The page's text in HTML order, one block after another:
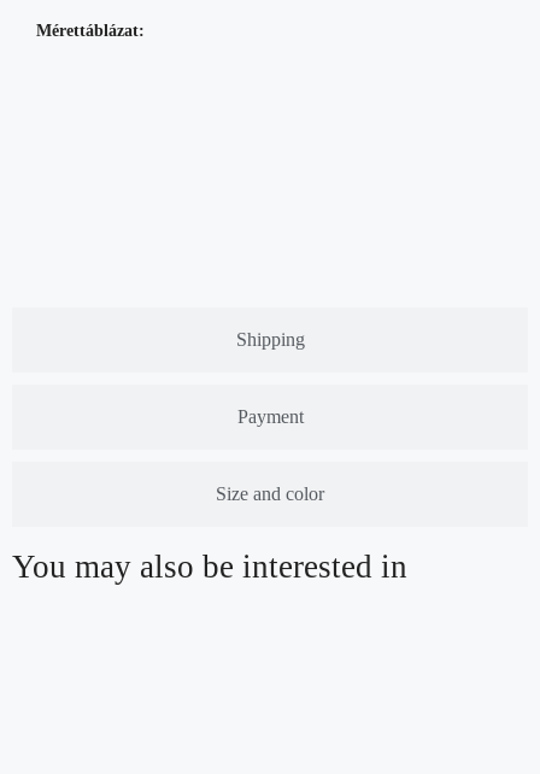
Shipping
Payment
Size and color
Mérettáblázat:
You may also be interested in